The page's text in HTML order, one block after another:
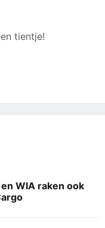
tientje!
WIA raken ook